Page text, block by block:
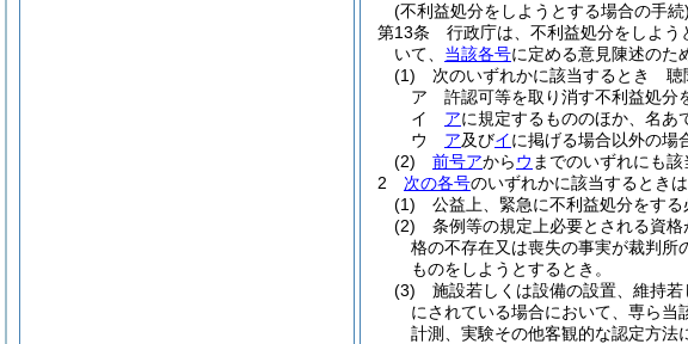
(不利益処分をしようとする場合の手続)
第13条
行政庁は、不利益処分をしよう
いて、 当該各号に定める意見陳述のた
(1)
次のいずれかに該当するとき 聴
ア
許認可等を取り消す不利益処分
イ
アに規定するもののほか、名あ
ウ
ア及びイに掲げる場合以外の場
(2)
前号アからウ までのいずれにも
2
次の各号のいずれかに該当するときは
(1)
公益上、緊急に不利益処分をする
(2)
条例等の規定上必要とされる資
格の不存在又は喪失の事実が裁判所
ものをしようとするとき。
(3)
施設若しくは設備の設置、維持
にされている場合において、専ら
計測、実験その他客観的な認定方法